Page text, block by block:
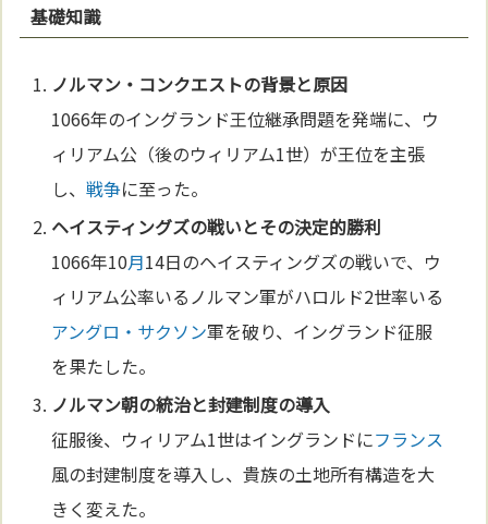
基礎知識
ノルマン・コンクエストの背景と原因
1066年のイングランド王位継承問題を発端に、ウ
ィリアム公（後のウィリアム1世）が王位を主張
し、戦争に至った。
ヘイスティングズの戦いとその決定的勝利
1066年10月14日のヘイスティングズの戦いで、ウ
ィリアム公率いるノルマン軍がハロルド2世率いる
アングロ・サクソン軍を破り、イングランド征服
を果たした。
ノルマン朝の統治と封建制度の導入
征服後、ウィリアム1世はイングランドにフランス
風の封建制度を導入し、貴族の土地所有構造を大
きく変えた。